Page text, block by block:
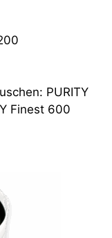
PURITY
Finest 600